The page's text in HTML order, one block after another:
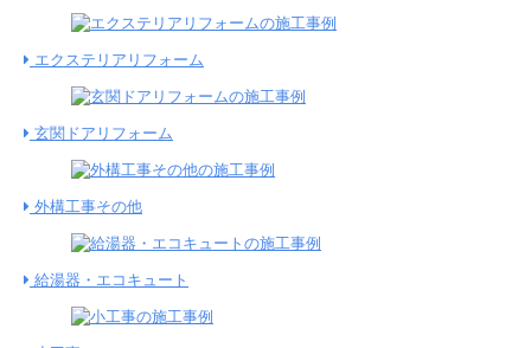
エクステリアリフォーム
玄関ドアリフォーム
外構工事その他
給湯器・エコキュート